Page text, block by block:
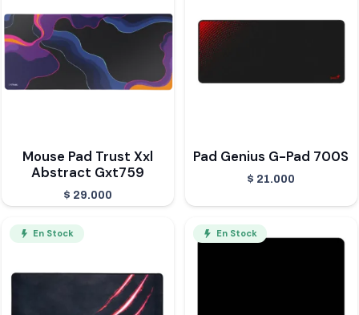
Mouse Pad Trust Xxl
Abstract Gxt759
$ 29.000
Pad Genius G-Pad 700S
$ 21.000
En Stock En Stock